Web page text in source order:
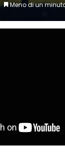
Meno di un